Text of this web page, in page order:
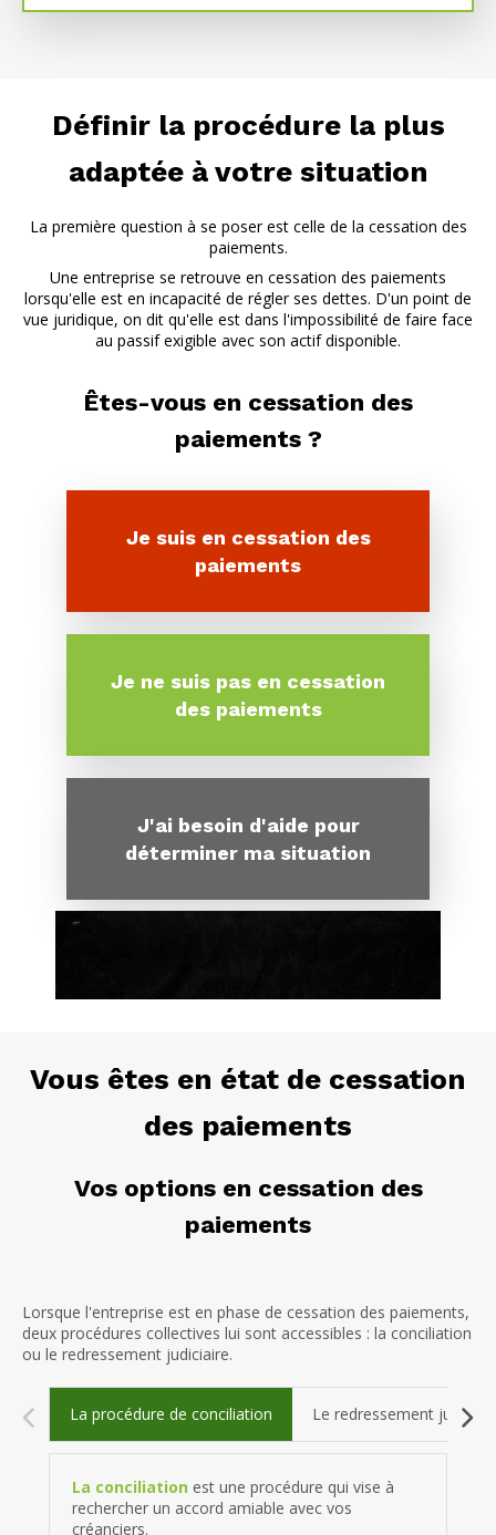
Définir la procédure la plus
adaptée à votre situation
La première question à se poser est celle de la cessation des
paiements.
Une entreprise se retrouve en cessation des paiements
lorsqu'elle est en incapacité de régler ses dettes. D'un point de
vue juridique, on dit qu'elle est dans l'impossibilité de faire face
au passif exigible avec son actif disponible.
Êtes-vous en cessation des
paiements ?
Je suis en cessation des
paiements
Je ne suis pas en cessation
des paiements
J'ai besoin d'aide pour
déterminer ma situation
Vous êtes en état de cessation
des paiements
Vos options en cessation des
paiements
Lorsque l'entreprise est en phase de cessation des paiements,
deux procédures collectives lui sont accessibles : la conciliation
ou le redressement judiciaire.
La procédure de conciliation Le redressement
La conciliation est une procédure qui vise à
rechercher un accord amiable avec vos
créanciers.